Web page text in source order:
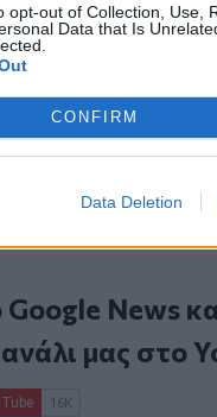
opt-out of Collection, Use,
Data that Is
CONFIRM
Data Deletion
της Κριμαίας
του «Σούπερ Ελ Νίνιο»
Χεντ
Google News
μας στο